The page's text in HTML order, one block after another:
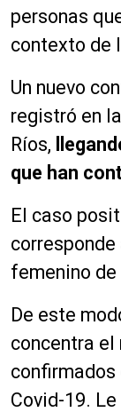
personas
contexto de
Un nuevo
registró en
Ríos,
que han
El caso
corresponde
femenino de
De este
concentra el
confirmados
Covid-19.